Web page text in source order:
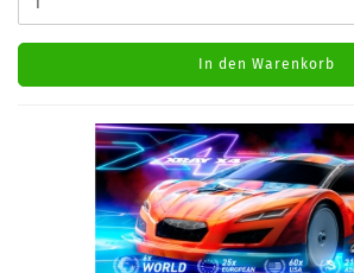
In den Warenkorb